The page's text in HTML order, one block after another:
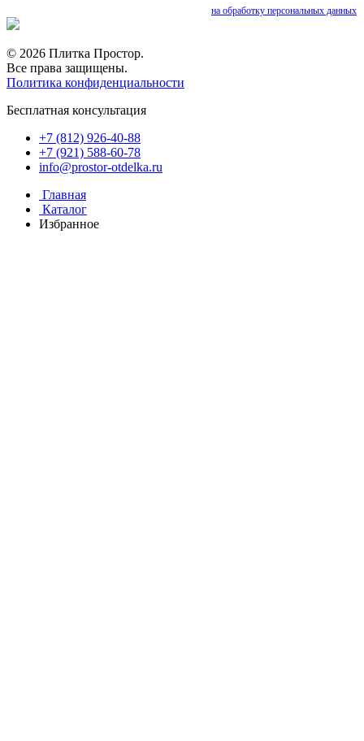
на обработку персональных данных
© 2026 Плитка Простор.
Все права защищены.
Политика конфиденциальности
Бесплатная консультация
+7 (812) 926-40-88
+7 (921) 588-60-78
info@prostor-otdelka.ru
Главная
Каталог
Избранное